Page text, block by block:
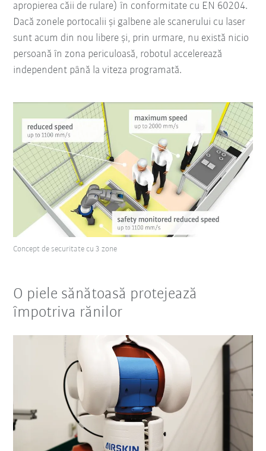
apropierea căii de rulare) în conformitate cu EN 60204.
Dacă zonele portocalii și galbene ale scanerului cu laser
sunt acum din nou libere și, prin urmare, nu există nicio
persoană în zona periculoasă, robotul accelerează
independent până la viteza programată.
Concept de securitate cu 3 zone
O piele sănătoasă protejează
împotriva rănilor